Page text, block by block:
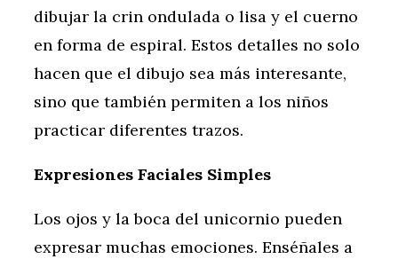
dibujar la crin ondulada o lisa y el cuerno
en forma de espiral. Estos detalles no solo
hacen que el dibujo sea más interesante,
sino que también permiten a los niños
practicar diferentes trazos.
Expresiones Faciales Simples
Los ojos y la boca del unicornio pueden
expresar muchas emociones. Enséñales a